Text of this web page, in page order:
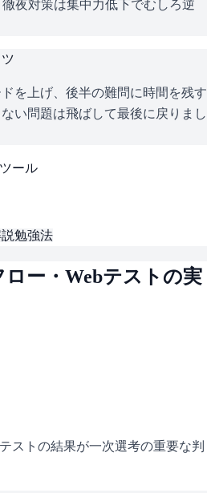
夜対策は集中力低下でむしろ逆
を上げ、後半の難問に時間を残す
い問題は飛ばして最後に戻りまし
ール
勉強法
ロー・Webテストの実
ストの結果が一次選考の重要な判